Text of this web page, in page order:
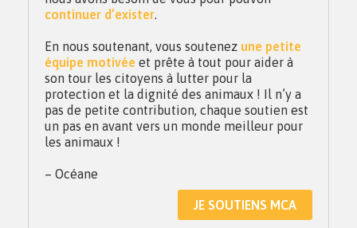
continuer d’exister.
En nous soutenant, vous soutenez une petite
équipe motivée et prête à tout pour aider à
son tour les citoyens à lutter pour la
protection et la dignité des animaux ! Il n’y a
pas de petite contribution, chaque soutien est
un pas en avant vers un monde meilleur pour
les animaux !
– Océane
JE SOUTIENS MCA